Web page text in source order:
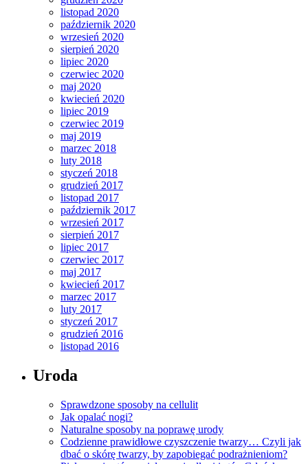
listopad 2020
październik 2020
wrzesień 2020
sierpień 2020
lipiec 2020
czerwiec 2020
maj 2020
kwiecień 2020
lipiec 2019
czerwiec 2019
maj 2019
marzec 2018
luty 2018
styczeń 2018
grudzień 2017
listopad 2017
październik 2017
wrzesień 2017
sierpień 2017
lipiec 2017
czerwiec 2017
maj 2017
kwiecień 2017
marzec 2017
luty 2017
styczeń 2017
grudzień 2016
listopad 2016
Uroda
Sprawdzone sposoby na cellulit
Jak opalać nogi?
Naturalne sposoby na poprawę urody
Codzienne prawidłowe czyszczenie twarzy… Czyli jak
dbać o skórę twarzy, by zapobiegać podrażnieniom?